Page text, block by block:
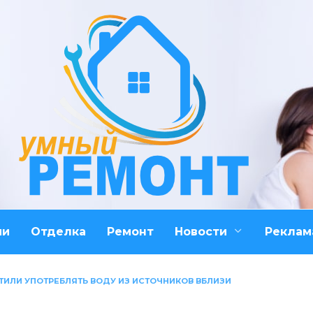
Отделка Ремонт Новости
УПОТРЕБЛЯТЬ ВОДУ ИЗ ИСТОЧНИКОВ ВБЛИЗИ